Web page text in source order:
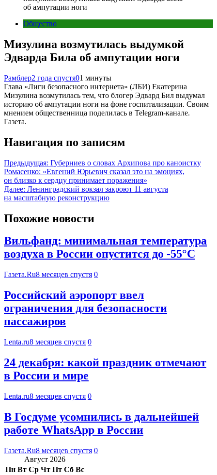
об ампутации ноги
Общество
Мизулина возмутилась выдумкой
Эдварда Била об ампутации ноги
Рамблер2 года спустя01 минуты
Глава «Лиги безопасного интернета» (ЛБИ) Екатерина
Мизулина возмутилась тем, что блогер Эдвард Бил выдумал
историю об ампутации ноги на фоне госпитализации. Своим
мнением общественница поделилась в Telegram-канале.
Газета.
Навигация по записям
Предыдущая: Губерниев о словах Архипова про каноистку
Ромасенко: «Евгений Юрьевич сказал это на эмоциях,
он близко к сердцу принимает поражения»
Далее: Ленинградский вокзал закроют 11 августа
на масштабную реконструкцию
Похожие новости
Вильфанд: минимальная температура
воздуха в России опустится до -55°С
Газета.Ru8 месяцев спустя 0
Российский аэропорт ввел
ограничения для безопасности
пассажиров
Lenta.ru8 месяцев спустя 0
24 декабря: какой праздник отмечают
в России и мире
Lenta.ru8 месяцев спустя 0
В Госдуме усомнились в дальнейшей
работе WhatsApp в России
Газета.Ru8 месяцев спустя 0
Август 2026
Пн Вт Ср Чт Пт Сб Вс